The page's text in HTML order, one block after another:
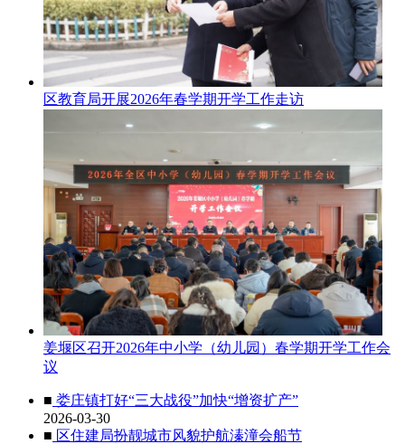
区教育局开展2026年春学期开学工作走访
姜堰区召开2026年中小学（幼儿园）春学期开学工作会
议
■ 娄庄镇打好“三大战役”加快“增资扩产”
2026-03-30
■ 区住建局扮靓城市风貌护航溱潼会船节